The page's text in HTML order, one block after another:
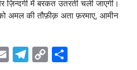
में बरकत उतरती चली जाएगी।
अमल की तौफ़ीक़ अता फ़रमाए, आमीन
E
T
C